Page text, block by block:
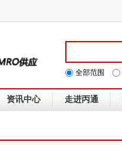
全部范围
资讯中心 走进丙通